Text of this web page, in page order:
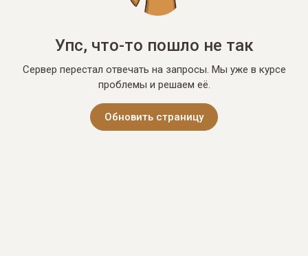
Упс, что-то пошло не так
Сервер перестал отвечать на запросы. Мы уже в курсе
проблемы и решаем её.
Обновить страницу